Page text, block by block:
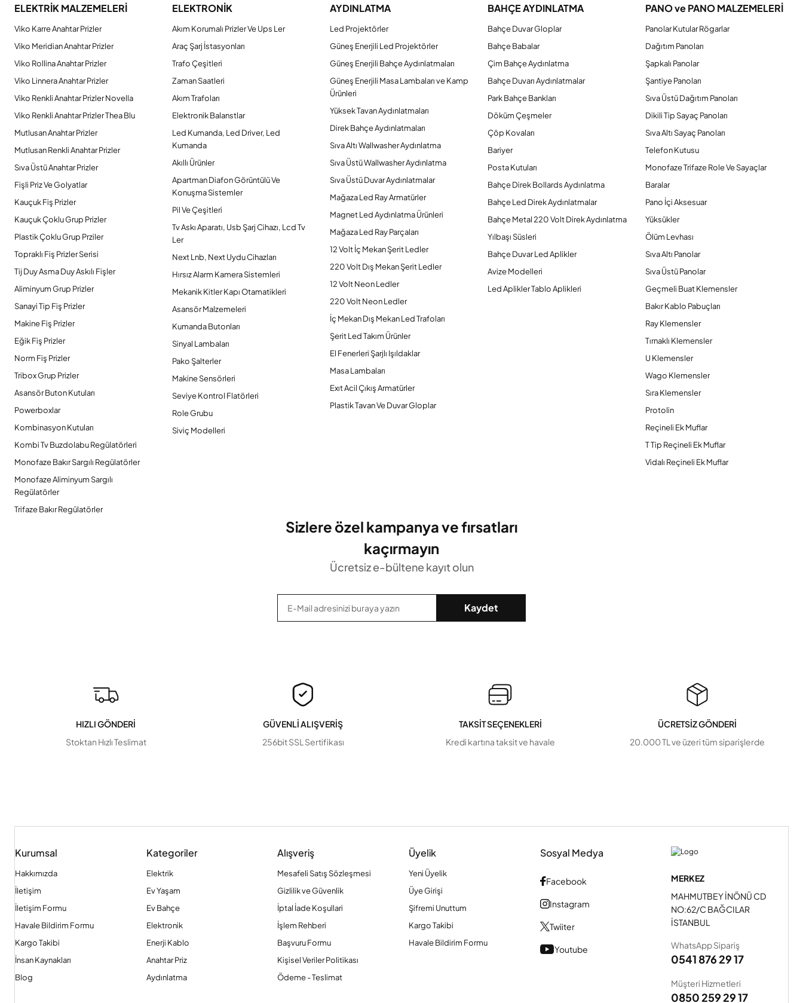
ELEKTRİK MALZEMELERİ
Viko Karre Anahtar Prizler
Viko Meridian Anahtar Prizler
Viko Rollina Anahtar Prizler
Viko Linnera Anahtar Prizler
Viko Renkli Anahtar Prizler Novella
Viko Renkli Anahtar Prizler Thea Blu
Mutlusan Anahtar Prizler
Mutlusan Renkli Anahtar Prizler
Sıva Üstü Anahtar Prizler
Fişli Priz Ve Golyatlar
Kauçuk Fiş Prizler
Kauçuk Çoklu Grup Prizler
Plastik Çoklu Grup Prziler
Topraklı Fiş Prizler Serisi
Tij Duy Asma Duy Askılı Fişler
Aliminyum Grup Prizler
Sanayi Tip Fiş Prizler
Makine Fiş Prizler
Eğik Fiş Prizler
Norm Fiş Prizler
Tribox Grup Prizler
Asansör Buton Kutuları
Powerboxlar
Kombinasyon Kutuları
Kombi Tv Buzdolabu Regülatörleri
Monofaze Bakır Sargılı Regülatörler
Monofaze Aliminyum Sargılı
Regülatörler
Trifaze Bakır Regülatörler
ELEKTRONİK
Akım Korumalı Prizler Ve Ups Ler
Araç Şarj İstasyonları
Trafo Çeşitleri
Zaman Saatleri
Akım Trafoları
Elektronik Balanstlar
Led Kumanda, Led Driver, Led
Kumanda
Akıllı Ürünler
Apartman Diafon Görüntülü Ve
Konuşma Sistemler
Pil Ve Çeşitleri
Tv Askı Aparatı, Usb Şarj Cihazı, Lcd Tv
Ler
Next Lnb, Next Uydu Cihazları
Hırsız Alarm Kamera Sistemleri
Mekanik Kitler Kapı Otamatikleri
Asansör Malzemeleri
Kumanda Butonları
Sinyal Lambaları
Pako Şalterler
Makine Sensörleri
Seviye Kontrol Flatörleri
Role Grubu
Siviç Modelleri
AYDINLATMA
Led Projektörler
Güneş Enerjili Led Projektörler
Güneş Enerjili Bahçe Aydınlatmaları
Güneş Enerjili Masa Lambaları ve Kamp
Ürünleri
Yüksek Tavan Aydınlatmaları
Direk Bahçe Aydınlatmaları
Sıva Altı Wallwasher Aydınlatma
Sıva Üstü Wallwasher Aydınlatma
Sıva Üstü Duvar Aydınlatmalar
Mağaza Led Ray Armatürler
Magnet Led Aydınlatma Ürünleri
Mağaza Led Ray Parçaları
12 Volt İç Mekan Şerit Ledler
220 Volt Dış Mekan Şerit Ledler
12 Volt Neon Ledler
220 Volt Neon Ledler
İç Mekan Dış Mekan Led Trafoları
Şerit Led Takım Ürünler
El Fenerleri Şarjlı Işıldaklar
Masa Lambaları
Exıt Acil Çıkış Armatürler
Plastik Tavan Ve Duvar Gloplar
BAHÇE AYDINLATMA
Bahçe Duvar Gloplar
Bahçe Babalar
Çim Bahçe Aydınlatma
Bahçe Duvarı Aydınlatmalar
Park Bahçe Bankları
Döküm Çeşmeler
Çöp Kovaları
Bariyer
Posta Kutuları
Bahçe Direk Bollards Aydınlatma
Bahçe Led Direk Aydınlatmalar
Bahçe Metal 220 Volt Direk Aydınlatma
Yılbaşı Süsleri
Bahçe Duvar Led Aplikler
Avize Modelleri
Led Aplikler Tablo Aplikleri
PANO ve PANO MALZEMELERİ
Panolar Kutular Rögarlar
Dağıtım Panoları
Şapkalı Panolar
Şantiye Panoları
Sıva Üstü Dağıtım Panoları
Dikili Tip Sayaç Panoları
Sıva Altı Sayaç Panoları
Telefon Kutusu
Monofaze Trifaze Role Ve Sayaçlar
Baralar
Pano İçi Aksesuar
Yüksükler
Ölüm Levhası
Sıva Altı Panolar
Sıva Üstü Panolar
Geçmeli Buat Klemensler
Bakır Kablo Pabuçları
Ray Klemensler
Tırnaklı Klemensler
U Klemensler
Wago Klemensler
Sıra Klemensler
Protolin
Reçineli Ek Muflar
T Tip Reçineli Ek Muflar
Vidalı Reçineli Ek Muflar
Sizlere özel kampanya ve fırsatları
kaçırmayın
Ücretsiz e-bültene kayıt olun
Kaydet
HIZLI GÖNDERİ
Stoktan Hızlı Teslimat
GÜVENLİ ALIŞVERİŞ
256bit SSL Sertifikası
TAKSİT SEÇENEKLERİ
Kredi kartına taksit ve havale
ÜCRETSİZ GÖNDERİ
20.000 TL ve üzeri tüm siparişlerde
Kurumsal
Hakkımızda
İletişim
İletişim Formu
Havale Bildirim Formu
Kargo Takibi
İnsan Kaynakları
Blog
Kategoriler
Elektrik
Ev Yaşam
Ev Bahçe
Elektronik
Enerji Kablo
Anahtar Priz
Aydınlatma
Alışveriş
Mesafeli Satış Sözleşmesi
Gizlilik ve Güvenlik
İptal İade Koşullari
İşlem Rehberi
Başvuru Formu
Kişisel Veriler Politikası
Ödeme - Teslimat
Üyelik
Yeni Üyelik
Üye Girişi
Şifremi Unuttum
Kargo Takibi
Havale Bildirim Formu
Sosyal Medya
Facebook
Instagram
Twiiter
Youtube
MERKEZ
MAHMUTBEY İNÖNÜ CD
NO:62/C BAĞCILAR
İSTANBUL
WhatsApp Sipariş
0541 876 29 17
Müşteri Hizmetleri
0850 259 29 17